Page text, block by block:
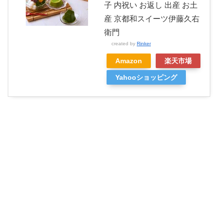
子 内祝い お返し 出産 お土
産 京都和スイーツ伊藤久右
衛門
created by Rinker
Amazon 楽天市場
Yahooショッピング